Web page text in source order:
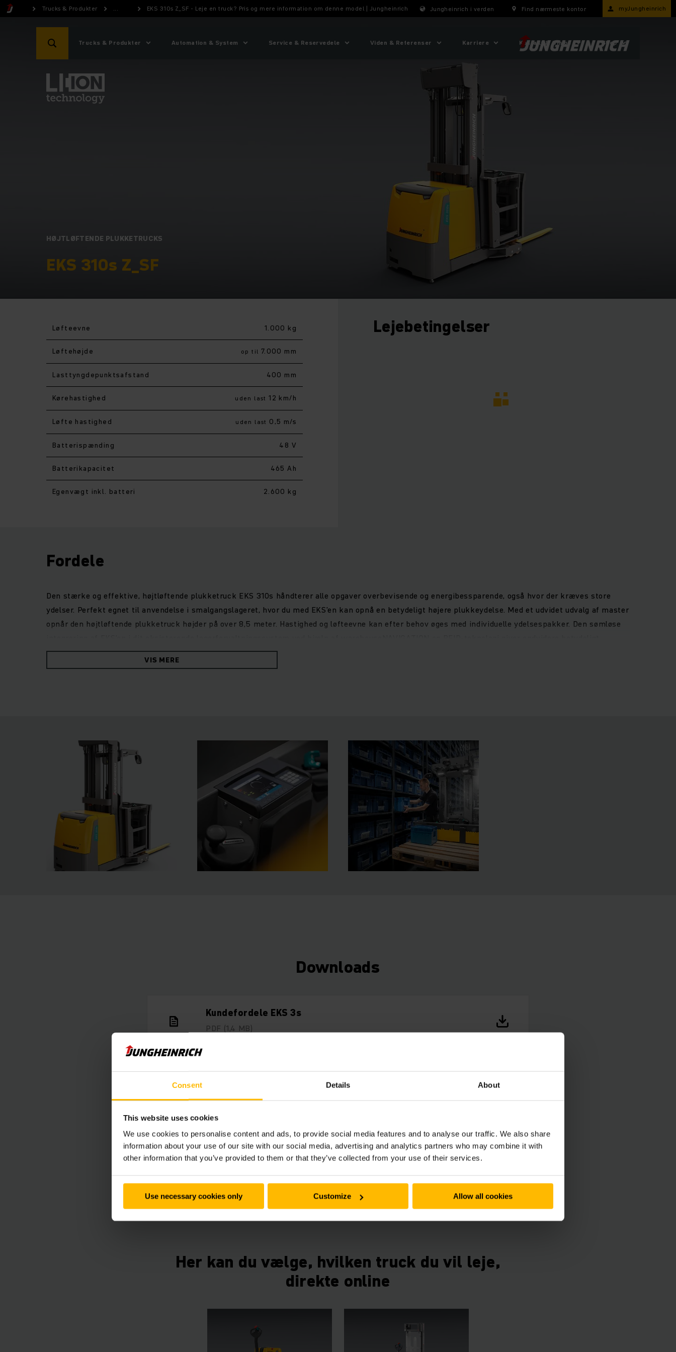
Consent Details About
This website uses cookies
We use cookies to personalise content and ads, to provide social media features and to analyse our traffic. We also share
information about your use of our site with our social media, advertising and analytics partners who may combine it with
other information that you’ve provided to them or that they’ve collected from your use of their services.
Use necessary cookies only Customize Allow all cookies
Trucks & Produkter ... EKS 310s Z_SF - Leje en truck? Pris og mere information om denne model | Jungheinrich Jungheinrich i verden Find nærmeste kontor myJungheinrich
Trucks & Produkter Automation & System Service & Reservedele Viden & Referenser Karriere Kontakt & Om os Shop
HØJTLØFTENDE PLUKKETRUCKS
EKS 310s Z_SF
Løfteevne 1.000 kg
Løftehøjde op til 7.000 mm
Lasttyngdepunktsafstand 400 mm
Kørehastighed uden last 12 km/h
Løfte hastighed uden last 0,5 m/s
Batterispænding 48 V
Batterikapacitet 465 Ah
Egenvægt inkl. batteri 2.600 kg
Lejebetingelser
Fordele
Den stærke og effektive, højtløftende plukketruck EKS 310s håndterer alle opgaver overbevisende og energibessparende, også hvor der kræves store
ydelser. Perfekt egnet til anvendelse i smalgangslageret, hvor du med EKS’en kan opnå en betydeligt højere plukkeydelse. Med et udvidet udvalg af master
opnår den højtløftende plukketruck højder på over 8,5 meter. Hastighed og løfteevne kan efter behov øges med individuelle ydelsespakker. Den sømløse
hurtigere processer. Hjertet i den nye generation er synkron-reluktansmotoren, der øger virkningsgraden og dermed reducerer energitabet. Uanset om det
er med kraftig litium-ion-effekt eller blysyrebatterier og 2Shifts1Charge-garantien: Med vores EKS opnår du den højeste plukkeydelse og optimal
VIS MERE
Downloads
Kundefordele EKS 3s
PDF (1,4 MB)
Tekniske data EKS 3s
Lej en truck, så længe du har brug for det
Hvis du ønsker at leje en truck, er du kommet til det rette sted. Vi udlejer trucks til alle formål. Vores
brede udlejningsflåde omfatter alt fra elektriske palletrucks til reach trucks og gaffeltrucks. Du kan
leje en gaffeltruck hos os fra blot 1 dag og så længe du ønsker med fleksible lejevilkår.
Her kan du vælge, hvilken truck du vil leje,
direkte online